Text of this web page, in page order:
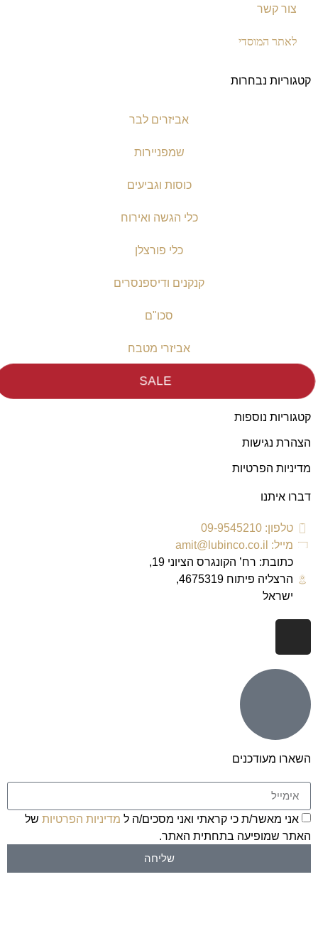
צור קשר
לאתר המוסדי
קטגוריות נבחרות
אביזרים לבר
שמפניירות
כוסות וגביעים
כלי הגשה ואירוח
כלי פורצלן
קנקנים ודיספנסרים
סכו"ם
אביזרי מטבח
SALE
קטגוריות נוספות
הצהרת נגישות
מדיניות הפרטיות
דברו איתנו
טלפון: 09-9545210
מייל: amit@lubinco.co.il
כתובת: רח’ הקונגרס הציוני 19,
הרצליה פיתוח 4675319,
ישראל
השארו מעודכנים
אני מאשר/ת כי קראתי ואני מסכים/ה ל מדיניות הפרטיות של
האתר שמופיעה בתחתית האתר.
שליחה